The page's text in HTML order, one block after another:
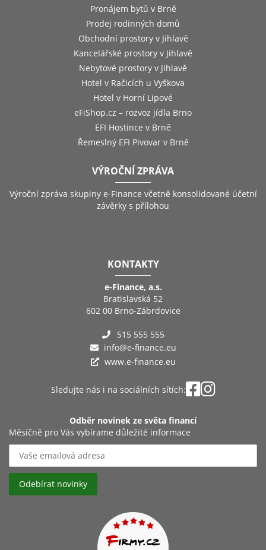
Pronájem bytů v Brně
Prodej rodinných domů
Obchodní prostory v Jihlavě
Kancelářské prostory v Jihlavě
Nebytové prostory v Jihlavě
Hotel v Račicích u Vyškova
Hotel v Horní Lipové
eFiShop.cz – rozvoz jídla Brno
EFI Hostince v Brně
Řemeslný EFI Pivovar v Brně
VÝROČNÍ ZPRÁVA
Výroční zpráva skupiny e-Finance včetně konsolidované účetní
závěrky s přílohou
KONTAKTY
e-Finance, a.s.
Bratislavská 52
602 00 Brno-Zábrdovice
515 555 555
info@e-finance.eu
www.e-finance.eu
Sledujte nás i na sociálních sítích:
Odběr novinek ze světa financí
Měsíčně pro Vás vybírame důležité informace